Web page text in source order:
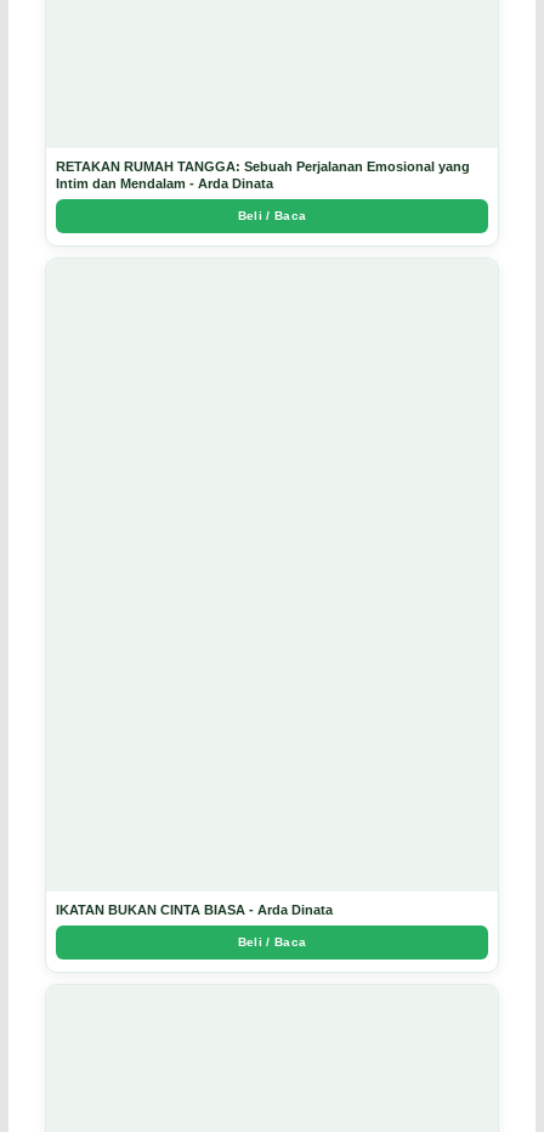
RETAKAN RUMAH TANGGA: Sebuah Perjalanan Emosional yang
Intim dan Mendalam - Arda Dinata
Beli / Baca
IKATAN BUKAN CINTA BIASA - Arda Dinata
Beli / Baca